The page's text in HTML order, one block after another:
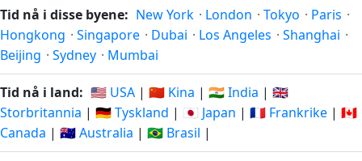
Tid nå i disse byene: New York · London · Tokyo · Paris ·
Hongkong · Singapore · Dubai · Los Angeles · Shanghai ·
Beijing · Sydney · Mumbai
Tid nå i land: 🇺🇸 USA | 🇨🇳 Kina | 🇮🇳 India | 🇬🇧
Storbritannia | 🇩🇪 Tyskland | 🇯🇵 Japan | 🇫🇷 Frankrike | 🇨🇦
Canada | 🇦🇺 Australia | 🇧🇷 Brasil |